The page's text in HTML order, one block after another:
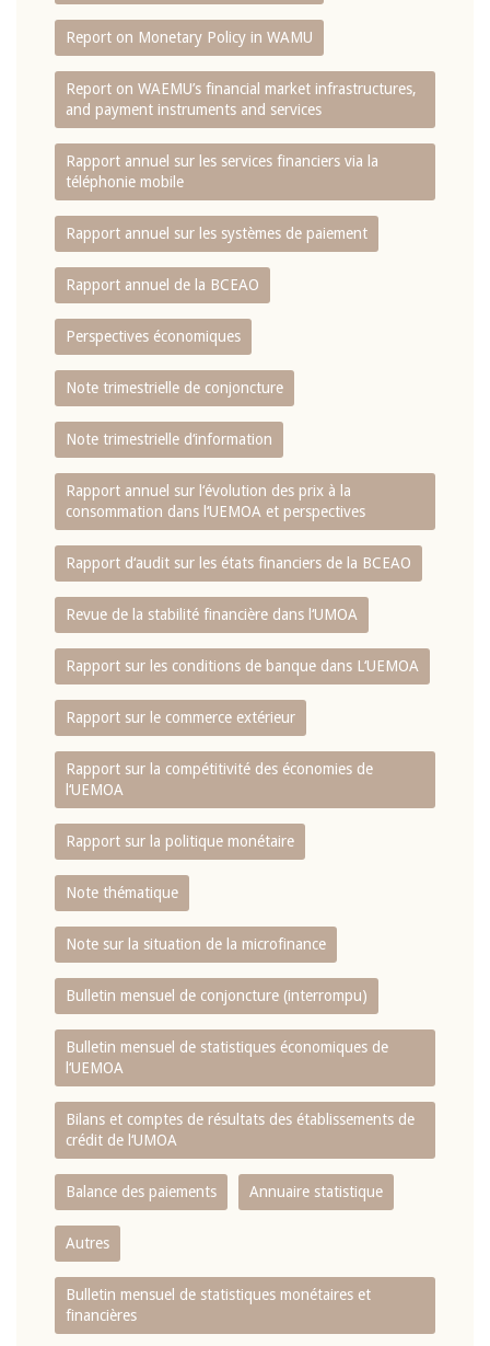
Report on Monetary Policy in WAMU
Report on WAEMU’s financial market infrastructures,
and payment instruments and services
Rapport annuel sur les services financiers via la
téléphonie mobile
Rapport annuel sur les systèmes de paiement
Rapport annuel de la BCEAO
Perspectives économiques
Note trimestrielle de conjoncture
Note trimestrielle d‘information
Rapport annuel sur l‘évolution des prix à la
consommation dans l‘UEMOA et perspectives
Rapport d‘audit sur les états financiers de la BCEAO
Revue de la stabilité financière dans l‘UMOA
Rapport sur les conditions de banque dans L‘UEMOA
Rapport sur le commerce extérieur
Rapport sur la compétitivité des économies de
l‘UEMOA
Rapport sur la politique monétaire
Note thématique
Note sur la situation de la microfinance
Bulletin mensuel de conjoncture (interrompu)
Bulletin mensuel de statistiques économiques de
l‘UEMOA
Bilans et comptes de résultats des établissements de
crédit de l‘UMOA
Balance des paiements Annuaire statistique
Autres
Bulletin mensuel de statistiques monétaires et
financières